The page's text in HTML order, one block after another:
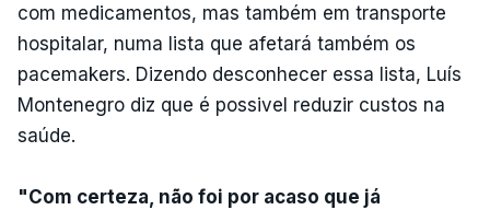
com medicamentos, mas também em transporte
hospitalar, numa lista que afetará também os
pacemakers. Dizendo desconhecer essa lista, Luís
Montenegro diz que é possivel reduzir custos na
saúde.
"Com certeza, não foi por acaso que já